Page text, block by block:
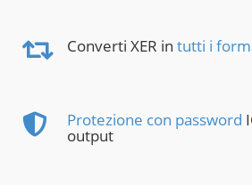
Converti XER in tutti i
Protezione con password
output